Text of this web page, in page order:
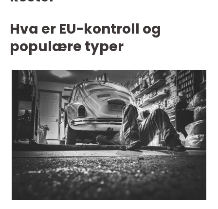
Hva er EU-kontroll og
populære typer